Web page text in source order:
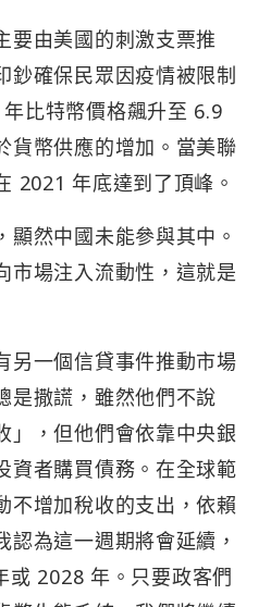
要由美國的刺激支票推
鈔確保民眾因疫情被限制
比特幣價格飆升至 6.9
貨幣供應的增加。當美聯
2021 年底達到了頂峰。
顯然中國未能參與其中。
市場注入流動性，這就是
另一個信貸事件推動市場
是撒謊，雖然他們不說
」，但他們會依靠中央銀
資者購買債務。在全球範
不增加稅收的支出，依賴
認為這一週期將會延續，
或 2028 年。只要政客們